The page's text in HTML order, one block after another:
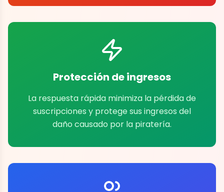
Protección de ingresos
La respuesta rápida minimiza la pérdida de
suscripciones y protege sus ingresos del
daño causado por la piratería.